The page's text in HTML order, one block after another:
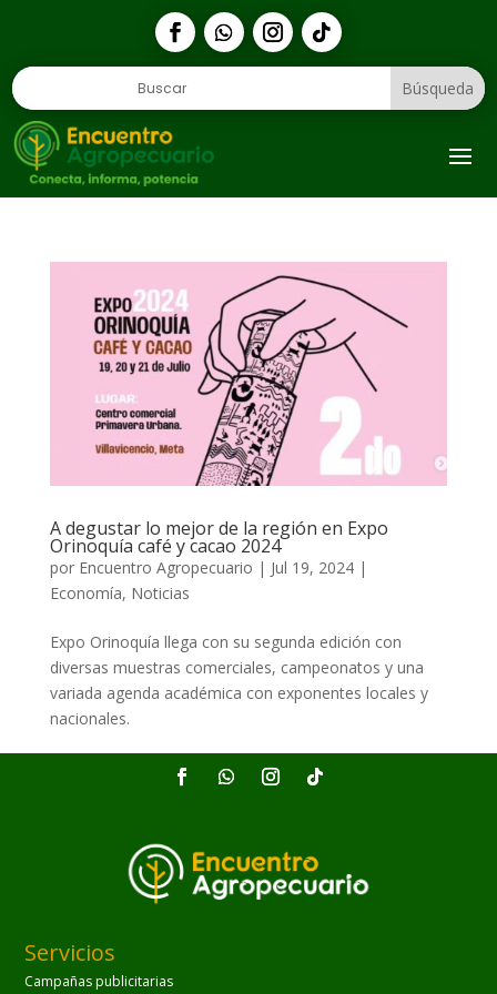
A degustar lo mejor de la región en Expo
Orinoquía café y cacao 2024
por Encuentro Agropecuario | Jul 19, 2024|
Economía, Noticias
Expo Orinoquía llega con su segunda edición con
diversas muestras comerciales, campeonatos y una
variada agenda académica con exponentes locales y
nacionales.
Servicios
Campañas publicitarias